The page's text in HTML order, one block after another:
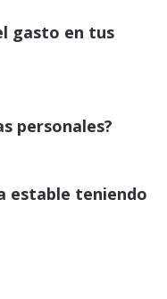
gasto en tus
personales?
estable teniendo